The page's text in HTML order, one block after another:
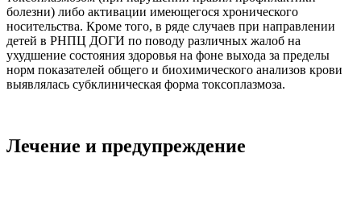
болезни) либо активации имеющегося хронического
носительства. Кроме того, в ряде случаев при направлении
детей в РНПЦ ДОГИ по поводу различных жалоб на
ухудшение состояния здоровья на фоне выхода за пределы
норм показателей общего и биохимического анализов крови
выявлялась субклиническая форма токсоплазмоза.
Лечение и предупреждение